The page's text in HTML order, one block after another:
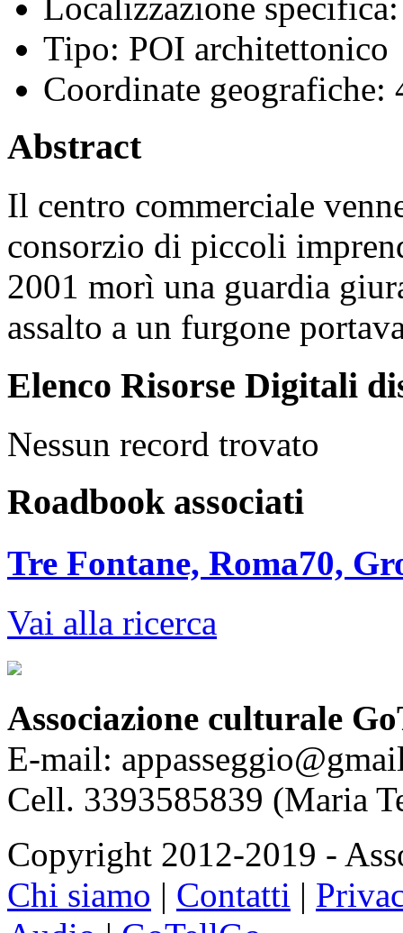
Tipo: POI architettonico
Coordinate geografiche:
Abstract
Il centro commerciale
consorzio di piccoli
2001 morì una guardia
assalto a un furgone
Elenco Risorse Digitali
Nessun record trovato
Roadbook associati
Tre Fontane, Roma70,
Vai alla ricerca
Associazione culturale
E-mail:
Cell. 3393585839 (Maria
Copyright 2012-2019 -
Chi siamo | Contatti |